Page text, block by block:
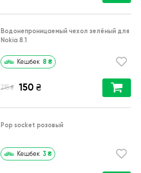
Водонепроницаемый чехол зелёный для
Nokia 8.1
Кешбек 8 ₴
215 ₴ 150 ₴
Pop socket розовый
Кешбек 3 ₴